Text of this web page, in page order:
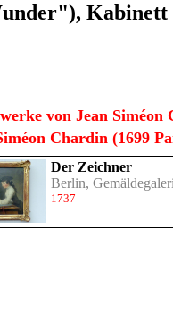
Kabinett
von Jean Siméon
Chardin (1699
Der Zeichner
Berlin,
1737